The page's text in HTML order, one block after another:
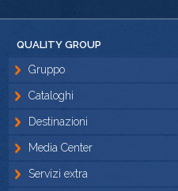
QUALITY GROUP
Gruppo
Cataloghi
Destinazioni
Media Center
Servizi extra